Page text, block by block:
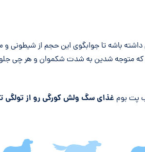
داشته باشه تا جوابگوی این حجم از شیطونی
متوجه شدین به شدت شکموان و هر چی
پت بوم غذای سگ ولش کورگی رو از تولگی